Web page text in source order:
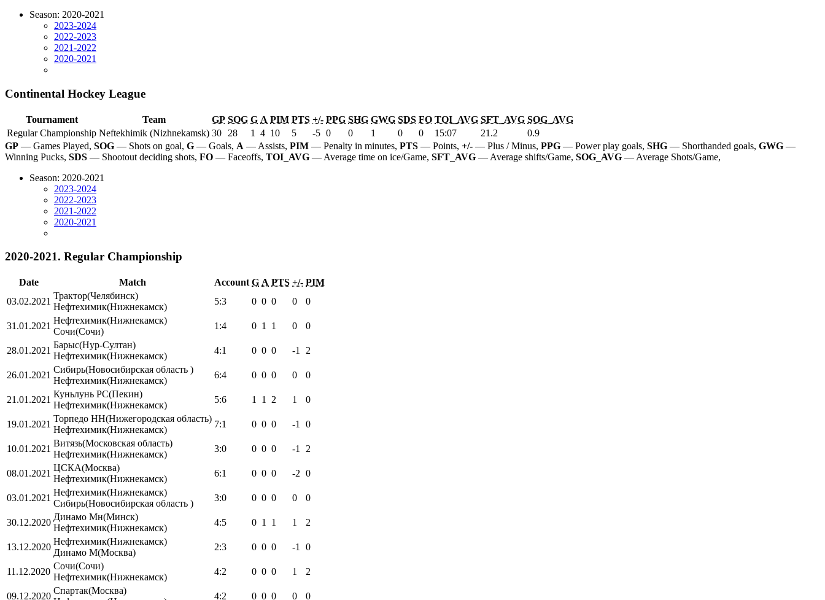
Season: 2020-2021
2023-2024
2022-2023
2021-2022
2020-2021
Continental Hockey League
Tournament Team GP SOG G A PIM PTS +/- PPG SHG GWG SDS FO TOI_AVG SFT_AVG SOG_AVG
Regular Championship Neftekhimik (Nizhnekamsk) 30 28 1 4 10 5 -5 0 0 1 0 0 15:07 21.2
0.9
GP — Games Played, SOG — Shots on goal, G — Goals, A — Assists, PIM — Penalty in minutes, PTS — Points, +/- — Plus / Minus, PPG — Power play goals, SHG — Shorthanded goals, GWG —
Winning Pucks, SDS — Shootout deciding shots, FO — Faceoffs, TOI_AVG — Average time on ice/Game, SFT_AVG — Average shifts/Game, SOG_AVG — Average Shots/Game,
Season: 2020-2021
2023-2024
2022-2023
2021-2022
2020-2021
2020-2021. Regular Championship
Date Match Account G A PTS +/- PIM
03.02.2021
Трактор(Челябинск)
Нефтехимик(Нижнекамск)
5:3 0 0 0 0 0
31.01.2021
Нефтехимик(Нижнекамск)
Сочи(Сочи)
1:4 0 1 1 0 0
28.01.2021
Барыс(Нур-Султан)
Нефтехимик(Нижнекамск)
4:1 0 0 0 -1 2
26.01.2021
Сибирь(Новосибирская область )
Нефтехимик(Нижнекамск)
6:4 0 0 0 0 0
21.01.2021
Куньлунь РС(Пекин)
Нефтехимик(Нижнекамск)
5:6 1 1 2 1 0
19.01.2021
Торпедо НН(Нижегородская область)
Нефтехимик(Нижнекамск)
7:1 0 0 0 -1 0
10.01.2021
Витязь(Московская область)
Нефтехимик(Нижнекамск)
3:0 0 0 0 -1 2
08.01.2021
ЦСКА(Москва)
Нефтехимик(Нижнекамск)
6:1 0 0 0 -2 0
03.01.2021
Нефтехимик(Нижнекамск)
Сибирь(Новосибирская область )
3:0 0 0 0 0 0
30.12.2020
Динамо Мн(Минск)
Нефтехимик(Нижнекамск)
4:5 0 1 1 1 2
13.12.2020
Нефтехимик(Нижнекамск)
Динамо М(Москва)
2:3 0 0 0 -1 0
11.12.2020
Сочи(Сочи)
Нефтехимик(Нижнекамск)
4:2 0 0 0 1 2
09.12.2020
Спартак(Москва)
4:2 0 0 0 0 0